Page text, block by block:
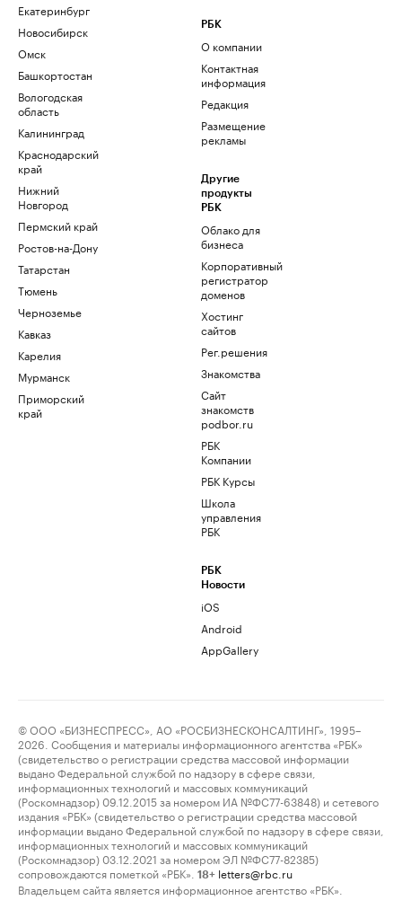
Екатеринбург
Новосибирск
Омск
Башкортостан
Вологодская
область
Калининград
Краснодарский
край
Нижний
Новгород
Пермский край
Ростов-на-Дону
Татарстан
Тюмень
Черноземье
Кавказ
Карелия
Мурманск
Приморский
край
РБК
О компании
Контактная
информация
Редакция
Размещение
рекламы
Другие
продукты
РБК
Облако для
бизнеса
Корпоративный
регистратор
доменов
Хостинг
сайтов
Рег.решения
Знакомства
Сайт
знакомств
podbor.ru
РБК
Компании
РБК Курсы
Школа
управления
РБК
РБК
Новости
iOS
Android
AppGallery
© ООО «БИЗНЕСПРЕСС», АО «РОСБИЗНЕСКОНСАЛТИНГ», 1995–
2026. Сообщения и материалы информационного агентства «РБК»
(свидетельство о регистрации средства массовой информации
выдано Федеральной службой по надзору в сфере связи,
информационных технологий и массовых коммуникаций
(Роскомнадзор) 09.12.2015 за номером ИА №ФС77-63848) и сетевого
издания «РБК» (свидетельство о регистрации средства массовой
информации выдано Федеральной службой по надзору в сфере связи,
информационных технологий и массовых коммуникаций
(Роскомнадзор) 03.12.2021 за номером ЭЛ №ФС77-82385)
сопровождаются пометкой «РБК».
18+ letters@rbc.ru
Владельцем сайта является информационное агентство «РБК».